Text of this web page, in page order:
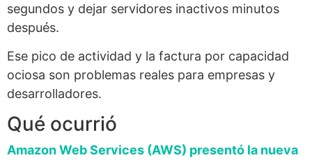
segundos y dejar servidores inactivos minutos
después.
Ese pico de actividad y la factura por capacidad
ociosa son problemas reales para empresas y
desarrolladores.
Qué ocurrió
Amazon Web Services (AWS) presentó la nueva